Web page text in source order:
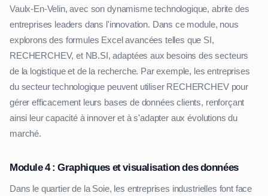
Vaulx-En-Velin, avec son dynamisme technologique, abrite des
entreprises leaders dans l'innovation. Dans ce module, nous
explorons des formules Excel avancées telles que SI,
RECHERCHEV, et NB.SI, adaptées aux besoins des secteurs
de la logistique et de la recherche. Par exemple, les entreprises
du secteur technologique peuvent utiliser RECHERCHEV pour
gérer efficacement leurs bases de données clients, renforçant
ainsi leur capacité à innover et à s'adapter aux évolutions du
marché.
Module 4 : Graphiques et visualisation des données
Dans le quartier de la Soie, les entreprises industrielles font face